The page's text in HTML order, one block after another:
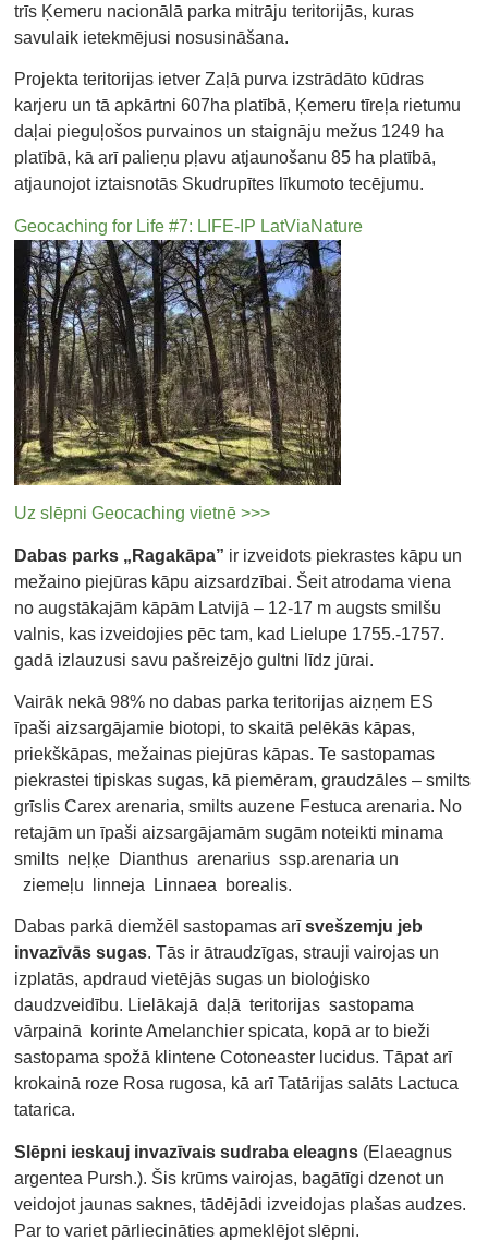
trīs Ķemeru nacionālā parka mitrāju teritorijās, kuras
savulaik ietekmējusi nosusināšana.
Projekta teritorijas ietver Zaļā purva izstrādāto kūdras
karjeru un tā apkārtni 607ha platībā, Ķemeru tīreļa rietumu
daļai pieguļošos purvainos un staignāju mežus 1249 ha
platībā, kā arī palieņu pļavu atjaunošanu 85 ha platībā,
atjaunojot iztaisnotās Skudrupītes līkumoto tecējumu.
Geocaching for Life #7: LIFE-IP LatViaNature
Uz slēpni Geocaching vietnē >>>
Dabas parks „Ragakāpa” ir izveidots piekrastes kāpu un
mežaino piejūras kāpu aizsardzībai. Šeit atrodama viena
no augstākajām kāpām Latvijā – 12-17 m augsts smilšu
valnis, kas izveidojies pēc tam, kad Lielupe 1755.‐1757.
gadā izlauzusi savu pašreizējo gultni līdz jūrai.
Vairāk nekā 98% no dabas parka teritorijas aizņem ES
īpaši aizsargājamie biotopi, to skaitā pelēkās kāpas,
priekškāpas, mežainas piejūras kāpas. Te sastopamas
piekrastei tipiskas sugas, kā piemēram, graudzāles – smilts
grīslis Carex arenaria, smilts auzene Festuca arenaria. No
retajām un īpaši aizsargājamām sugām noteikti minama
smilts neļķe Dianthus arenarius ssp.arenaria un
ziemeļu linneja Linnaea borealis.
Dabas parkā diemžēl sastopamas arīsvešzemju jeb
invazīvās sugas. Tās ir ātraudzīgas, strauji vairojas un
izplatās, apdraud vietējās sugas un bioloģisko
daudzveidību. Lielākajā daļā teritorijas sastopama
vārpainā korinte Amelanchier spicata, kopā ar to bieži
sastopama spožā klintene Cotoneaster lucidus. Tāpat arī
krokainā roze Rosa rugosa, kā arī Tatārijas salāts Lactuca
tatarica.
Slēpni ieskauj invazīvais sudraba eleagns (Elaeagnus
argentea Pursh.). Šis krūms vairojas, bagātīgi dzenot un
veidojot jaunas saknes, tādējādi izveidojas plašas audzes.
Par to variet pārliecināties apmeklējot slēpni.